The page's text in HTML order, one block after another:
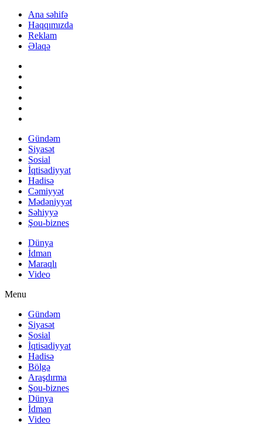
Ana səhifə
Haqqımızda
Reklam
Əlaqə
Gündəm
Siyasət
Sosial
İqtisadiyyat
Hadisə
Cəmiyyət
Mədəniyyət
Səhiyyə
Şou-biznes
Dünya
İdman
Maraqlı
Video
Menu
Gündəm
Siyasət
Sosial
İqtisadiyyat
Hadisə
Bölgə
Araşdırma
Şou-biznes
Dünya
İdman
Video